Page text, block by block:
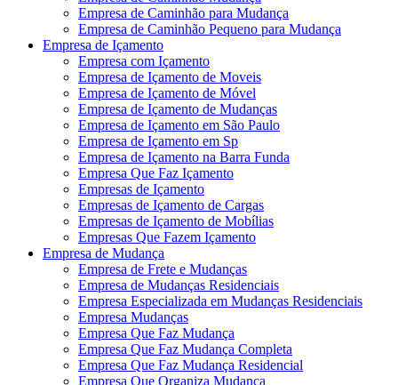
Empresa de Caminhão para Mudança
Empresa de Caminhão Pequeno para Mudança
Empresa de Içamento
Empresa com Içamento
Empresa de Içamento de Moveis
Empresa de Içamento de Móvel
Empresa de Içamento de Mudanças
Empresa de Içamento em São Paulo
Empresa de Içamento em Sp
Empresa de Içamento na Barra Funda
Empresa Que Faz Içamento
Empresas de Içamento
Empresas de Içamento de Cargas
Empresas de Içamento de Mobílias
Empresas Que Fazem Içamento
Empresa de Mudança
Empresa de Frete e Mudanças
Empresa de Mudanças Residenciais
Empresa Especializada em Mudanças Residenciais
Empresa Mudanças
Empresa Que Faz Mudança
Empresa Que Faz Mudança Completa
Empresa Que Faz Mudança Residencial
Empresa Que Organiza Mudança